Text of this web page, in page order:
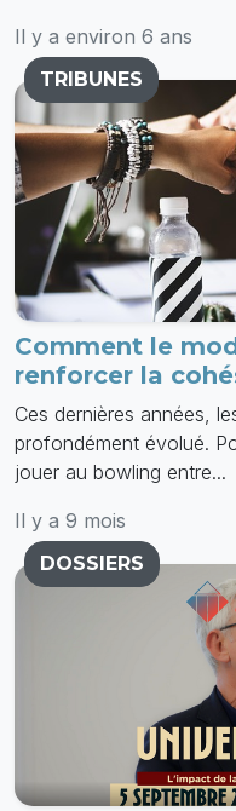
Il y a environ 6 ans
TRIBUNES
Comment le
renforcer la
Ces dernières années,
profondément évolué.
jouer au bowling entre...
Il y a 9 mois
DOSSIERS